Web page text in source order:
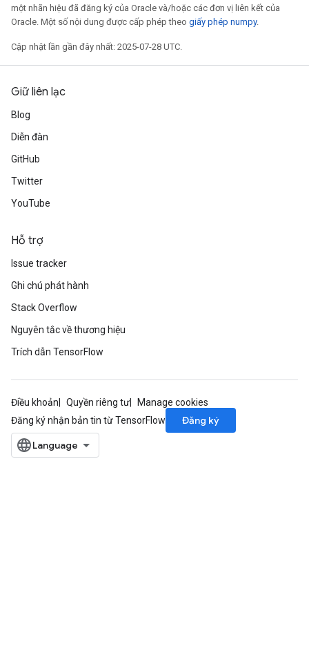
một nhãn hiệu đã đăng ký của Oracle và/hoặc các đơn vị liên kết của
Oracle. Một số nội dung được cấp phép theo giấy phép numpy.
Cập nhật lần gần đây nhất: 2025-07-28 UTC.
Giữ liên lạc
Blog
Diễn đàn
GitHub
Twitter
YouTube
Hỗ trợ
Issue tracker
Ghi chú phát hành
Stack Overflow
Nguyên tắc về thương hiệu
Trích dẫn TensorFlow
Điều khoản Quyền riêng tư
Manage cookies
Đăng ký nhận bản tin từ TensorFlow
Đăng ký